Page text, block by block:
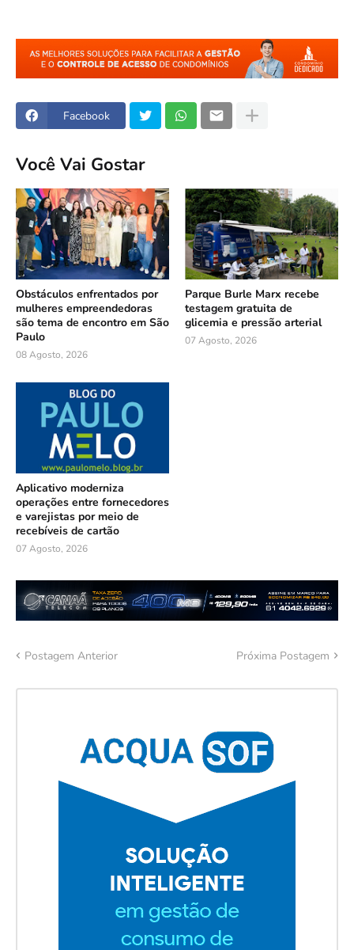
Facebook
Você Vai Gostar
Obstáculos enfrentados por
mulheres empreendedoras
são tema de encontro em São
Paulo
08 Agosto, 2026
Parque Burle Marx recebe
testagem gratuita de
glicemia e pressão arterial
07 Agosto, 2026
Aplicativo moderniza
operações entre fornecedores
e varejistas por meio de
recebíveis de cartão
07 Agosto, 2026
Postagem Anterior Próxima Postagem